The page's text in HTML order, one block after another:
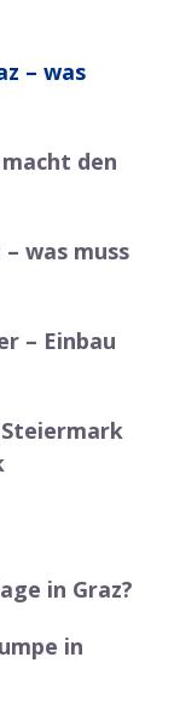
– was
den
was muss
– Einbau
in Graz?
in